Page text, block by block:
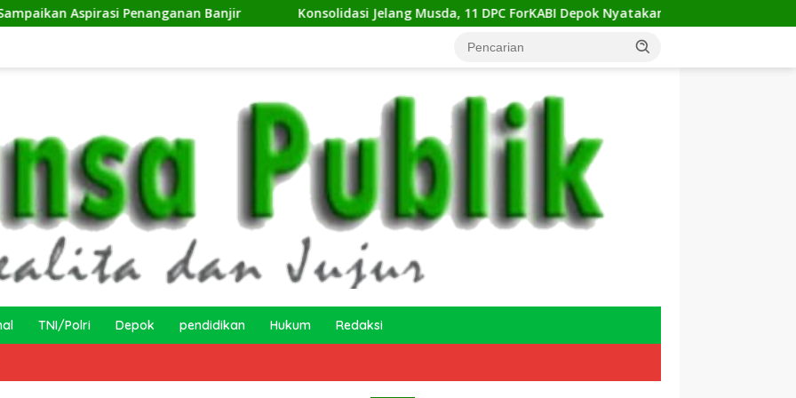
Penanganan Banjir Konsolidasi Jelang Musda, 11 DPC ForKABI Depok Nyatakan Dukungan Bulat untuk Edi Dadang
TNI/Polri Depok pendidikan Hukum Redaksi